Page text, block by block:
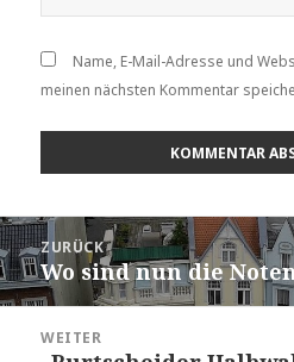
Name, E-Mail-Adresse und
meinen nächsten Kommentar
Beitragsnavigation
ZURÜCK
Vorheriger
Beitrag:
Wo sind nun die
WEITER